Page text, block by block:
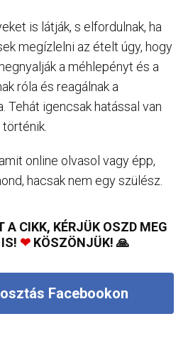
is látják, s elfordulnak, ha
megízlelni az ételt úgy, hogy
a méhlepényt és a
róla és reagálnak a
Tehát igencsak hatással van
történik.
online olvasol vagy épp,
hacsak nem egy szülész.
CIKK, KÉRJÜK OSZD MEG
❤KÖSZÖNJÜK! 🙏
Facebookon